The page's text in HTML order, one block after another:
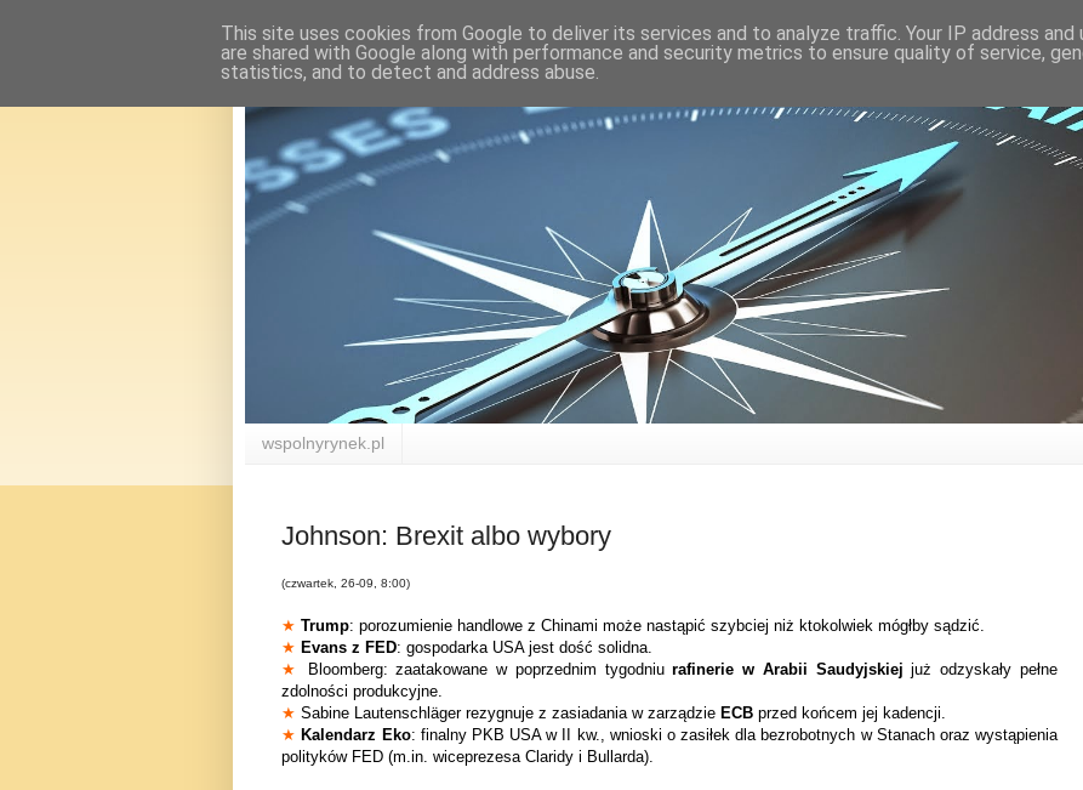
wspolnyrynek.pl
Johnson: Brexit albo wybory
(czwartek, 26-09, 8:00)
★ Trump: porozumienie handlowe z Chinami może nastąpić szybciej niż ktokolwiek mógłby sądzić.
★ Evans z FED: gospodarka USA jest dość solidna.
★
Bloomberg: zaatakowane w poprzednim tygodniurafinerie w Arabii Saudyjskiej już odzyskały pełne
zdolności produkcyjne.
★ Sabine Lautenschläger rezygnuje z zasiadania w zarządzie ECB przed końcem jej kadencji.
★ Kalendarz Eko: finalny PKB USA w II kw., wnioski o zasiłek dla bezrobotnych w Stanach oraz wystąpienia
polityków FED (m.in. wiceprezesa Claridy i Bullarda).
This site uses cookies from Google to deliver its services and to analyze traffic. Your IP address and
are shared with Google along with performance and security metrics to ensure quality of service,
statistics, and to detect and address abuse.